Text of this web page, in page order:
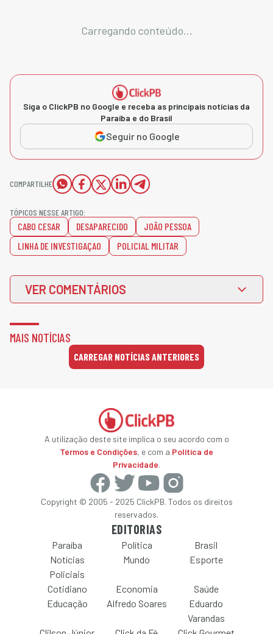
Carregando conteúdo...
Siga o ClickPB no Google e receba as principais notícias da
Paraíba e do Brasil
Seguir no Google
COMPARTILHE
TÓPICOS NESSE ARTIGO:
CABO CESAR DESAPARECIDO
JOÃO PESSOA
LINHA DE INVESTIGAÇAO
POLICIAL MILITAR
VER COMENTÁRIOS
MAIS NOTÍCIAS
CARREGAR NOTÍCIAS ANTERIORES
A utilização deste site implica o seu acordo com o
Termos e Condições, e com a Política de
Privacidade.
Copyright © 2005 - 2025 ClickPB. Todos os direitos
reservados.
EDITORIAS
Paraíba Política
Brasil
Notícias
Policiais
Mundo Esporte
Cotidiano Economia
Saúde
Educação
Alfredo Soares
Eduardo
Varandas